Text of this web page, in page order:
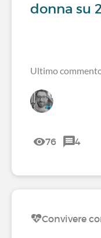
donna su
Ultimo
76 4
Convivere